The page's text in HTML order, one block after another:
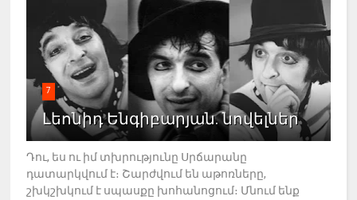
7
Լեոնիդ Ենգիբարյան. նովելներ
Դու, ես ու իմ տխրությունը Սրճարանը
դատարկվում է։ Շարժվում են աթոռները,
շխկշխկում է սպասքը խոհանոցում։ Մնում ենք